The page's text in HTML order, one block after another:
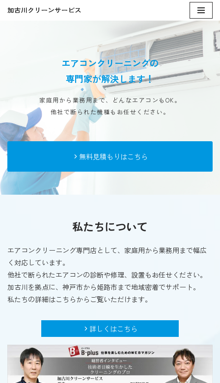
ッ
プ
エアコンクリーニングの
専門家が解決します！
家庭用から業務用まで、どんなエアコンもOK。
他社で断られた機種もお任せください。
無料見積もりはこちら
私たちについて
エアコンクリーニング専門店として、家庭用から業務用まで幅広
く対応しています。
他社で断られたエアコンの診断や修理、設置もお任せください。
加古川を拠点に、神戸市から姫路市まで地域密着でサポート。
私たちの詳細はこちらからご覧いただけます。
詳しくはこちら